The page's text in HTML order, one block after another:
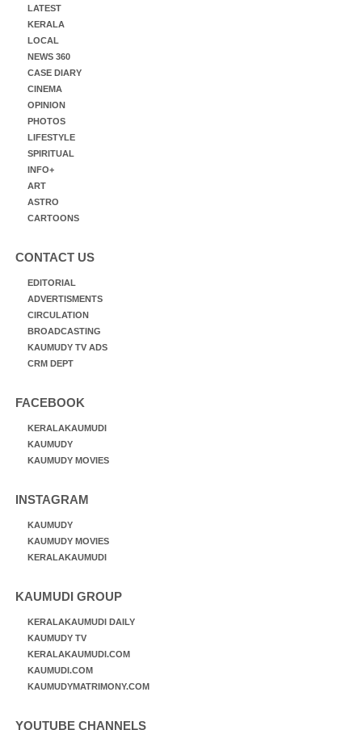
LATEST
KERALA
LOCAL
NEWS 360
CASE DIARY
CINEMA
OPINION
PHOTOS
LIFESTYLE
SPIRITUAL
INFO+
ART
ASTRO
CARTOONS
CONTACT US
EDITORIAL
ADVERTISMENTS
CIRCULATION
BROADCASTING
KAUMUDY TV ADS
CRM DEPT
FACEBOOK
KERALAKAUMUDI
KAUMUDY
KAUMUDY MOVIES
INSTAGRAM
KAUMUDY
KAUMUDY MOVIES
KERALAKAUMUDI
KAUMUDI GROUP
KERALAKAUMUDI DAILY
KAUMUDY TV
KERALAKAUMUDI.COM
KAUMUDI.COM
KAUMUDYMATRIMONY.COM
YOUTUBE CHANNELS